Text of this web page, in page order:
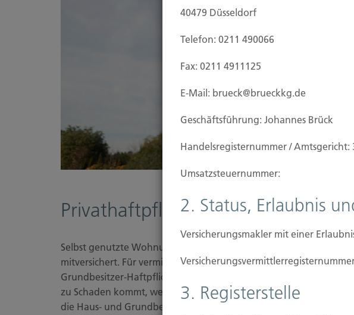
Privathaftpflicht-Versicherung
Selbst genutzte Wohnungen und Einfamilienhäuser sind über die
mitversichert. Für vermietetes Wohneigentum brauchen Sie eine
Grundbesitzer-Haftpflichtversicherung. Immobilienbesitzer haften
zu Schaden kommt, weil der Besitz nicht gefahrenfrei und
die Haus- und Grundbesitzer-Haftpflichtversicherung ab.
40479 Düsseldorf
Telefon: 0211 490066
Fax: 0211 4911125
E-Mail: brueck@brueckkg.de
Geschäftsführung: Johannes Brück
Handels­registernummer /
Umsatzsteuer­nummer:
2. Status, Erlaubnis
Versicherungsmakler mit einer
3. Registerstelle